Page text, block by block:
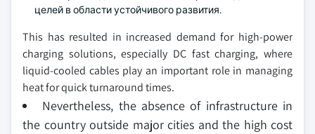
целей в области устойчивого развития.
This has resulted in increased demand for high-power
charging solutions, especially DC fast charging, where
liquid-cooled cables play an important role in managing
heat for quick turnaround times.
Nevertheless, the absence of infrastructure in
the country outside major cities and the high cost